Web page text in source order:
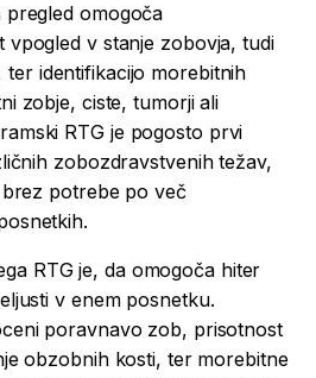
omogoča
v stanje zobovja, tudi
ter identifikacijo morebitnih
zobje, ciste, tumorji ali
RTG je pogosto prvi
zobozdravstvenih težav,
potrebe po več
RTG je, da omogoča hiter
v enem posnetku.
poravnavo zob, prisotnost
obzobnih kosti, ter morebitne